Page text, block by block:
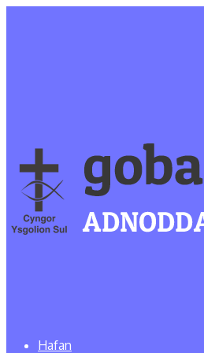
Hafan